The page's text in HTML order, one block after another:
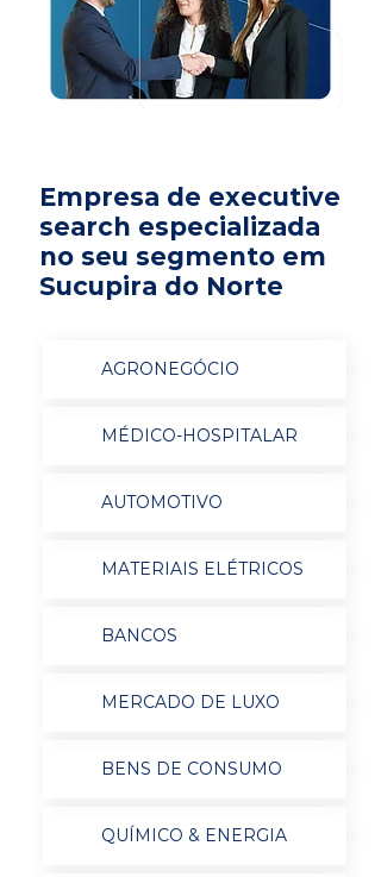
Empresa de executive
search especializada
no seu segmento em
Sucupira do Norte
AGRONEGÓCIO
MÉDICO-HOSPITALAR
AUTOMOTIVO
MATERIAIS ELÉTRICOS
BANCOS
MERCADO DE LUXO
BENS DE CONSUMO
QUÍMICO & ENERGIA